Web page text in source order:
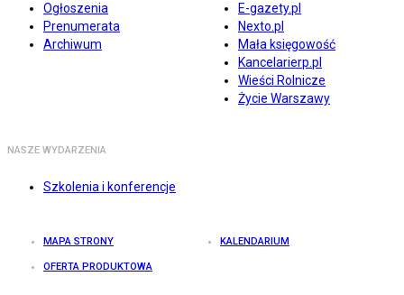
Ogłoszenia
Prenumerata
Archiwum
E-gazety.pl
Nexto.pl
Mała księgowość
Kancelarierp.pl
Wieści Rolnicze
Życie Warszawy
NASZE WYDARZENIA
Szkolenia i konferencje
MAPA STRONY KALENDARIUM
OFERTA PRODUKTOWA